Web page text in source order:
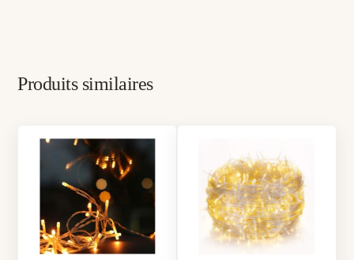
Produits similaires